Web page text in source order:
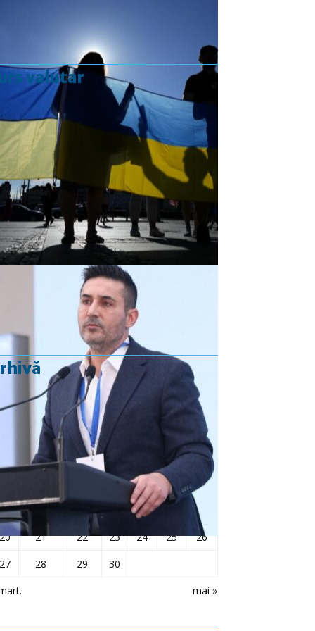
valutar
Curs valutar: 07 Aug 2026
EUR
: 5,2554 RON
+0,0041 ▲
: 4,5584 RON
+0,0077 ▲
: 5,6244 RON
+0,0023 ▲
GBP : 6,1277 RON
+0,0041 ▲
Convertor valutar
»
aprilie 2020
Ma Mi D
mai »
1 4
5
9 10 11
12
17
19
21 22 23 24 25
26
28 29 30